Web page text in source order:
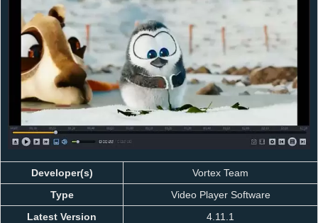
Developer(s)
Vortex Team
Type
Video Player Software
Latest Version
4.11.1